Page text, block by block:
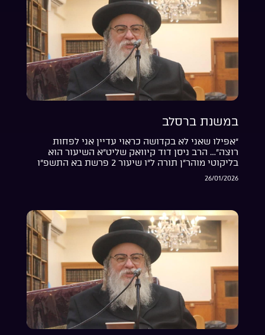
במשנת ברסלב
“אפילו שאני לא בקדושה כראוי עדיין אני לפחות
רוצה”… הרב ניסן דוד קיוואק שליט”א השיעור הוא
בליקוטי מוהר”ן תורה ל”ו שיעור 2 פרשת בא התשפ”ו
26/01/2026